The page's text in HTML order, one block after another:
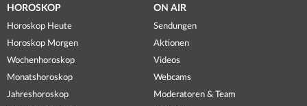
HOROSKOP
Horoskop Heute
Horoskop Morgen
Wochenhoroskop
Monatshoroskop
Jahreshoroskop
ON AIR
Sendungen
Aktionen
Videos
Webcams
Moderatoren & Team